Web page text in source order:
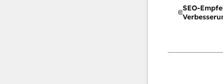
SEO-